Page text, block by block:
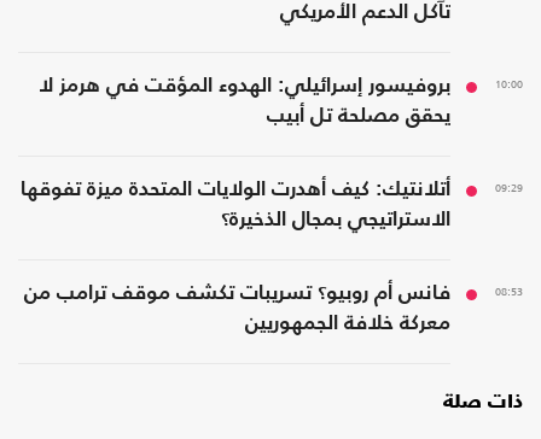
تآكل الدعم الأمريكي
10:00
بروفيسور إسرائيلي: الهدوء المؤقت في هرمز لا
يحقق مصلحة تل أبيب
09:29
أتلانتيك: كيف أهدرت الولايات المتحدة ميزة تفوقها
الاستراتيجي بمجال الذخيرة؟
08:53
فانس أم روبيو؟ تسريبات تكشف موقف ترامب من
معركة خلافة الجمهوريين
ذات صلة